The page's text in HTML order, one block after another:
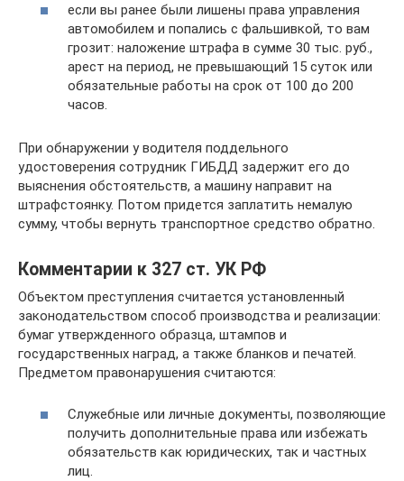
если вы ранее были лишены права управления
автомобилем и попались с фальшивкой, то вам
грозит: наложение штрафа в сумме 30 тыс. руб.,
арест на период, не превышающий 15 суток или
обязательные работы на срок от 100 до 200
часов.
При обнаружении у водителя поддельного
удостоверения сотрудник ГИБДД задержит его до
выяснения обстоятельств, а машину направит на
штрафстоянку. Потом придется заплатить немалую
сумму, чтобы вернуть транспортное средство обратно.
Комментарии к 327 ст. УК РФ
Объектом преступления считается установленный
законодательством способ производства и реализации:
бумаг утвержденного образца, штампов и
государственных наград, а также бланков и печатей.
Предметом правонарушения считаются:
Служебные или личные документы, позволяющие
получить дополнительные права или избежать
обязательств как юридических, так и частных
лиц.